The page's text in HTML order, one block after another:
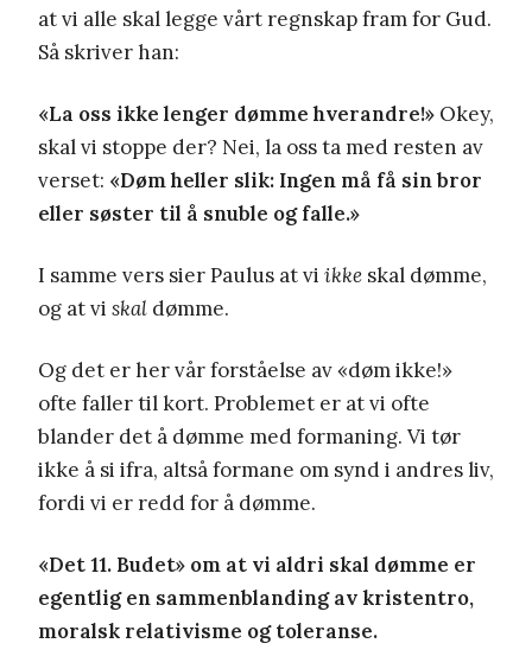
at vi alle skal legge vårt regnskap fram for Gud.
Så skriver han:
«La oss ikke lenger dømme hverandre!» Okey,
skal vi stoppe der? Nei, la oss ta med resten av
verset: «Døm heller slik: Ingen må få sin bror
eller søster til å snuble og falle.»
I samme vers sier Paulus at vi ikke skal dømme,
og at vi skal dømme.
Og det er her vår forståelse av «døm ikke!»
ofte faller til kort. Problemet er at vi ofte
blander det å dømme med formaning. Vi tør
ikke å si ifra, altså formane om synd i andres liv,
fordi vi er redd for å dømme.
«Det 11. Budet» om at vi aldri skal dømme er
egentlig en sammenblanding av kristentro,
moralsk relativisme og toleranse.